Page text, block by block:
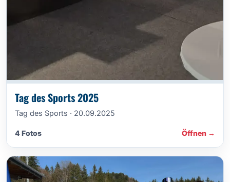
Tag des Sports 2025
Tag des Sports · 20.09.2025
4 Fotos Öffnen →